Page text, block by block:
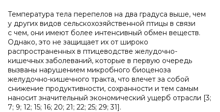
Температура тела перепелов на два градуса выше, чем
у других видов сельскохозяйственной птицы в связи
с чем, они имеют более интенсивный обмен веществ.
Однако, это не защищает их от широко
распространенных в птицеводстве желудочно-
кишечных заболеваний, которые в первую очередь
вызваны нарушением микробного биоценоза
желудочно-кишечного тракта, что влечет за собой
снижение продуктивности, сохранности и тем самым
наносит значительный экономический ущерб отрасли [3;
7; 9; 12; 15; 16; 20; 21; 22; 25; 29; 31].